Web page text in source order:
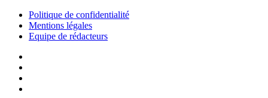
Politique de confidentialité
Mentions légales
Equipe de rédacteurs